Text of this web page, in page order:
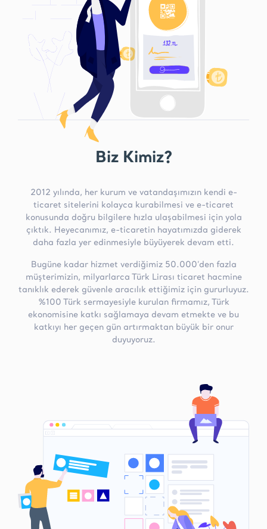
Biz Kimiz?
2012 yılında, her kurum ve vatandaşımızın kendi e-
ticaret sitelerini kolayca kurabilmesi ve e-ticaret
konusunda doğru bilgilere hızla ulaşabilmesi için yola
çıktık. Heyecanımız, e-ticaretin hayatımızda giderek
daha fazla yer edinmesiyle büyüyerek devam etti.
Bugüne kadar hizmet verdiğimiz 50.000’den fazla
müşterimizin, milyarlarca Türk Lirası ticaret hacmine
tanıklık ederek güvenle aracılık ettiğimiz için gururluyuz.
%100 Türk sermayesiyle kurulan firmamız, Türk
ekonomisine katkı sağlamaya devam etmekte ve bu
katkıyı her geçen gün artırmaktan büyük bir onur
duyuyoruz.